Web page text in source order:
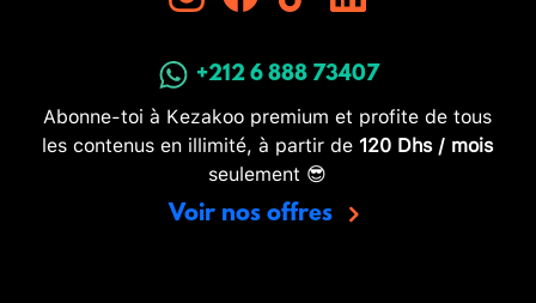
+212 6 888 73407
Abonne-toi à Kezakoo premium et profite de tous
les contenus en illimité, à partir de 120 Dhs / mois
seulement 😎
Voir nos offres